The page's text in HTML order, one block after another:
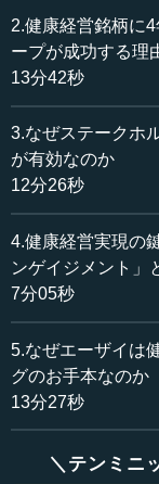
≪全文≫
●健康経営＋企
ィング
今日は「健康経
する」というタイ
今日の流れです。
ンド・マネジメン
を中心に研究して
客さまである消費
すが、そうした方
かというときには
きます。組織の中
をブランドが担う
る際に、それが持
2.健康経営銘柄に
ープが成功する理
13分42秒
3.なぜステークホ
が有効なのか
12分26秒
4.健康経営実現の
ンゲイジメント」
7分05秒
5.なぜエーザイは
グのお手本なのか
13分27秒
＼テンミニ